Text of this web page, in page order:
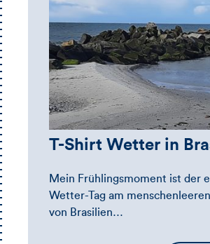
T-Shirt Wetter in
Mein Frühlingsmoment ist der
Wetter-Tag am
von Brasilien…